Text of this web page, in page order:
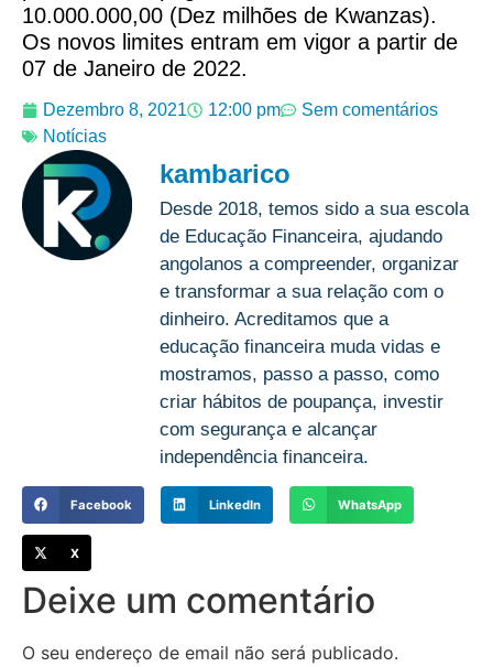
10.000.000,00 (Dez milhões de Kwanzas).
Os novos limites entram em vigor a partir de
07 de Janeiro de 2022.
Dezembro 8, 2021 12:00 pm
Sem comentários
Notícias
kambarico
Desde 2018, temos sido a sua escola
de Educação Financeira, ajudando
angolanos a compreender, organizar
e transformar a sua relação com o
dinheiro. Acreditamos que a
educação financeira muda vidas e
mostramos, passo a passo, como
criar hábitos de poupança, investir
com segurança e alcançar
independência financeira.
Facebook LinkedIn WhatsApp
X
Deixe um comentário
O seu endereço de email não será publicado.